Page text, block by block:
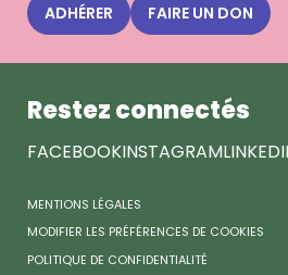
ADHÉRER FAIRE UN DON
Restez connectés
FACEBOOKINSTAGRAM
MENTIONS LÉGALES
MODIFIER LES PRÉFÉRENCES DE COOKIES
POLITIQUE DE CONFIDENTIALITÉ